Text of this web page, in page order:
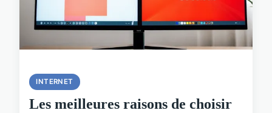
INTERNET
Les meilleures raisons de choisir